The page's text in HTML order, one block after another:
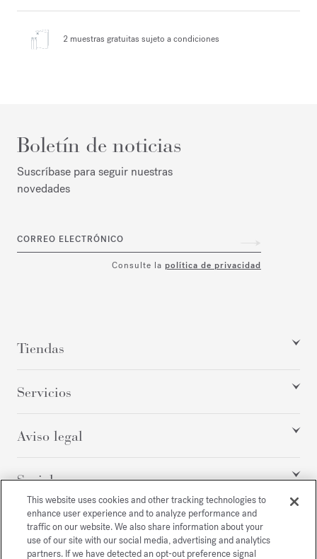
2 muestras gratuitas sujeto a condiciones
Boletín de noticias
Suscríbase para seguir nuestras
novedades
CORREO ELECTRÓNICO
Consulte la política de privacidad
Tiendas
Servicios
Aviso legal
Social
Todos los derechos reservados
This website uses cookies and other tracking technologies to
enhance user experience and to analyze performance and
traffic on our website. We also share information about your
use of our site with our social media, advertising and analytics
partners. If we have detected an opt-out preference signal